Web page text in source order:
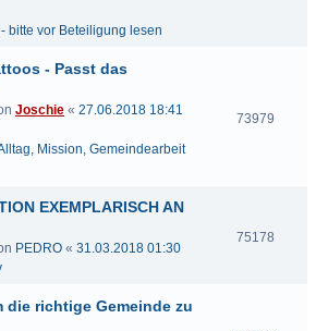
bitte vor Beteiligung lesen
- Passt das
Joschie « 27.06.2018 18:41
Mission, Gemeindearbeit
73979
EXEMPLARISCH AN
PEDRO « 31.03.2018 01:30
75178
die richtige Gemeinde zu